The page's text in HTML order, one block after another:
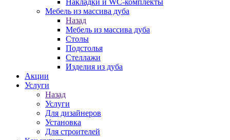
Накладки и WC-комплекты
Мебель из массива дуба
Назад
Мебель из массива дуба
Столы
Подстолья
Стеллажи
Изделия из дуба
Акции
Услуги
Назад
Услуги
Для дизайнеров
Установка
Для строителей